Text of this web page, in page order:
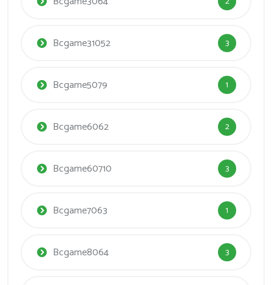
Bcgame31052 3
Bcgame5079 1
Bcgame6062 2
Bcgame60710 3
Bcgame7063 1
Bcgame8064 3